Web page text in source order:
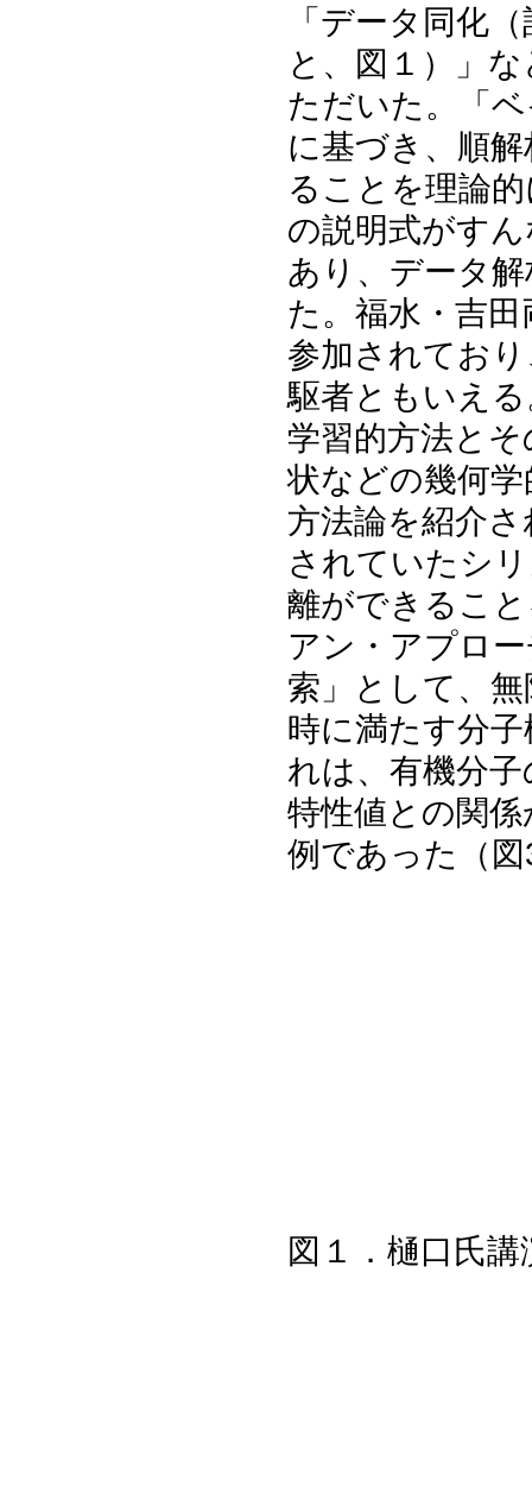
「データ同化
と、図１）」
ただいた。「
に基づき、順
ることを理論
の説明式がす
あり、データ
た。福水・吉
参加されてお
駆者ともいえ
学習的⽅法と
状などの幾何
方法論を紹介
されていたシ
離ができるこ
アン・アプロ
索」として、
時に満たす分
れは、有機分
特性値との関
例であった（
図１．樋口氏